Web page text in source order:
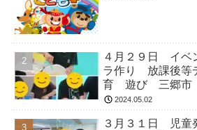
４月２９日 イベ
ラ作り 放課後等
育 遊び 三郷市
2024.05.02
３月３１日 児童